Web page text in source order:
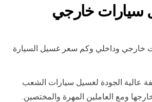
سيارات خارجي
خارجي وداخلي وكم سعر غسيل السيارة
عالية الجودة لغسيل سيارات الشعب
ومع العاملين المهرة والمختصين.